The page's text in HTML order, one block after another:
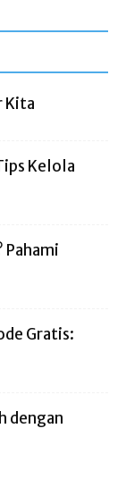
Kita
Kelola
Pahami
Gratis:
dengan